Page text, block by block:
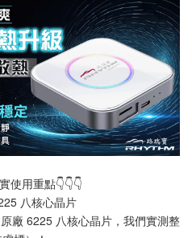
使用重點👇👇👇
八核心晶片
廠 6225 八核心晶片，我們實測整